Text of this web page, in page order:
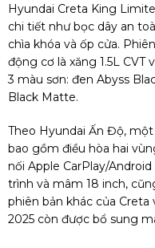
Hyundai Creta King
chi tiết như bọc dây an
chìa khóa và ốp cửa.
động cơ là xăng 1.5L CVT
3 màu sơn: đen Abyss
Black Matte.
Theo Hyundai Ấn Độ,
bao gồm điều hòa hai
nối Apple CarPlay/
trình và mâm 18 inch,
phiên bản khác của Creta
2025 còn được bổ sung